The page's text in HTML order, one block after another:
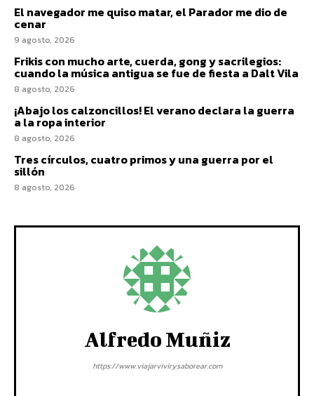
El navegador me quiso matar, el Parador me dio de
cenar
9 agosto, 2026
Frikis con mucho arte, cuerda, gong y sacrilegios:
cuando la música antigua se fue de fiesta a Dalt Vila
8 agosto, 2026
¡Abajo los calzoncillos! El verano declara la guerra
a la ropa interior
8 agosto, 2026
Tres círculos, cuatro primos y una guerra por el
sillón
8 agosto, 2026
Alfredo Muñiz
https://www.viajarvivirysaborear.com